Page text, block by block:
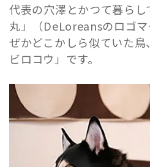
代表の穴澤とかつて暮ら
丸」（DeLoreansのロゴ
ぜかどこかしら似ていた
ビロコウ」です。